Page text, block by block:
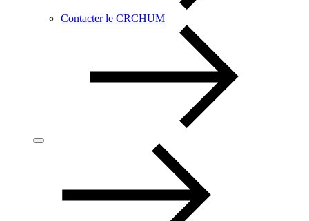
Contacter le CRCHUM